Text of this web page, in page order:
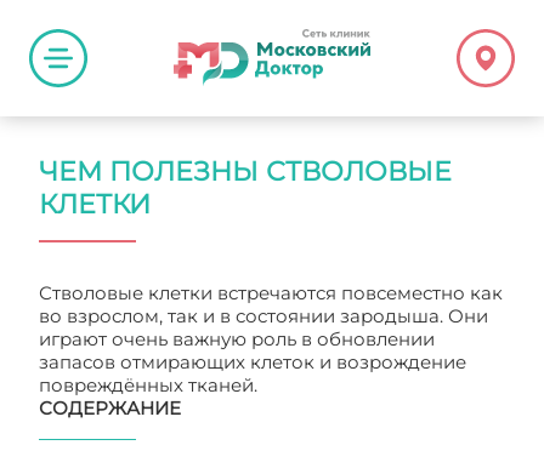
ЧЕМ ПОЛЕЗНЫ СТВОЛОВЫЕ
КЛЕТКИ
Стволовые клетки встречаются повсеместно как
во взрослом, так и в состоянии зародыша. Они
играют очень важную роль в обновлении
запасов отмирающих клеток и возрождение
повреждённых тканей.
СОДЕРЖАНИЕ